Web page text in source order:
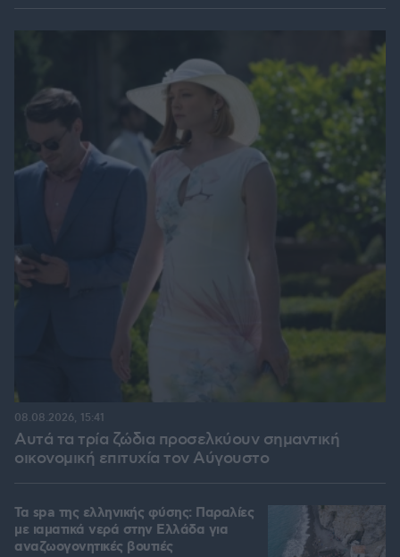
Αυτά τα τρία ζώδια προσελκύουν σημαντική
οικονομική επιτυχία τον Αύγουστο
08.08.2026, 15:41
Τα spa της ελληνικής φύσης: Παραλίες
με ιαματικά νερά στην Ελλάδα για
αναζωογονητικές βουτιές